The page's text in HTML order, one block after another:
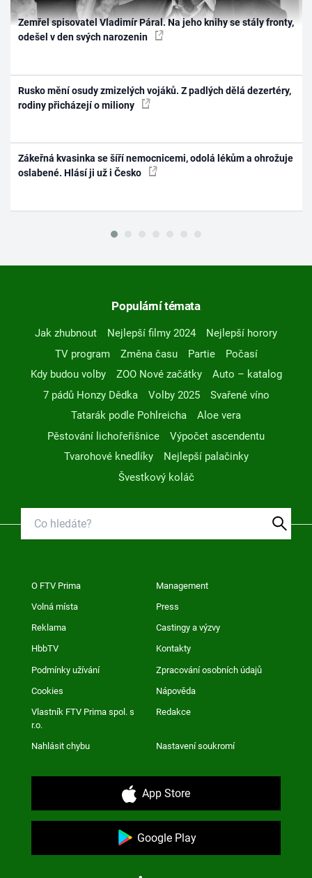
Zemřel spisovatel Vladimír Páral. Na jeho knihy se stály fronty,
odešel v den svých narozenin
Rusko mění osudy zmizelých vojáků. Z padlých dělá dezertéry,
rodiny přicházejí o miliony
Zákeřná kvasinka se šíří nemocnicemi, odolá lékům a ohrožuje
oslabené. Hlásí ji už i Česko
Populární témata
Jak zhubnout Nejlepší filmy 2024
Nejlepší horory
TV program
Změna času Partie
Počasí
Kdy budou volby
ZOO Nové začátky
Auto – katalog
7 pádů Honzy Dědka
Volby 2025
Svařené víno
Tatarák podle Pohlreicha
Aloe vera
Pěstování lichořeřišnice
Výpočet ascendentu
Tvarohové knedlíky
Nejlepší palačinky
Švestkový koláč
O FTV Prima Management
Volná místa Press
Reklama Castingy a výzvy
HbbTV Kontakty
Podmínky užívání Zpracování osobních údajů
Cookies Nápověda
Vlastník FTV Prima spol. s
r.o.
Redakce
Nahlásit chybu Nastavení soukromí
App Store
Google Play